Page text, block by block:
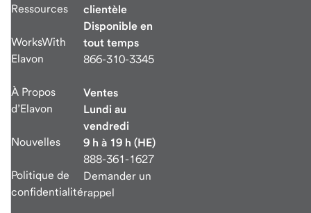
Ressources
WorksWith
Elavon
À Propos
d’Elavon
Nouvelles
Politique de
confidentialité
clientèle
Disponible en
tout temps
866-310-3345
Ventes
Lundi au
vendredi
9 h à 19 h (HE)
888-361-1627
Demander un
rappel